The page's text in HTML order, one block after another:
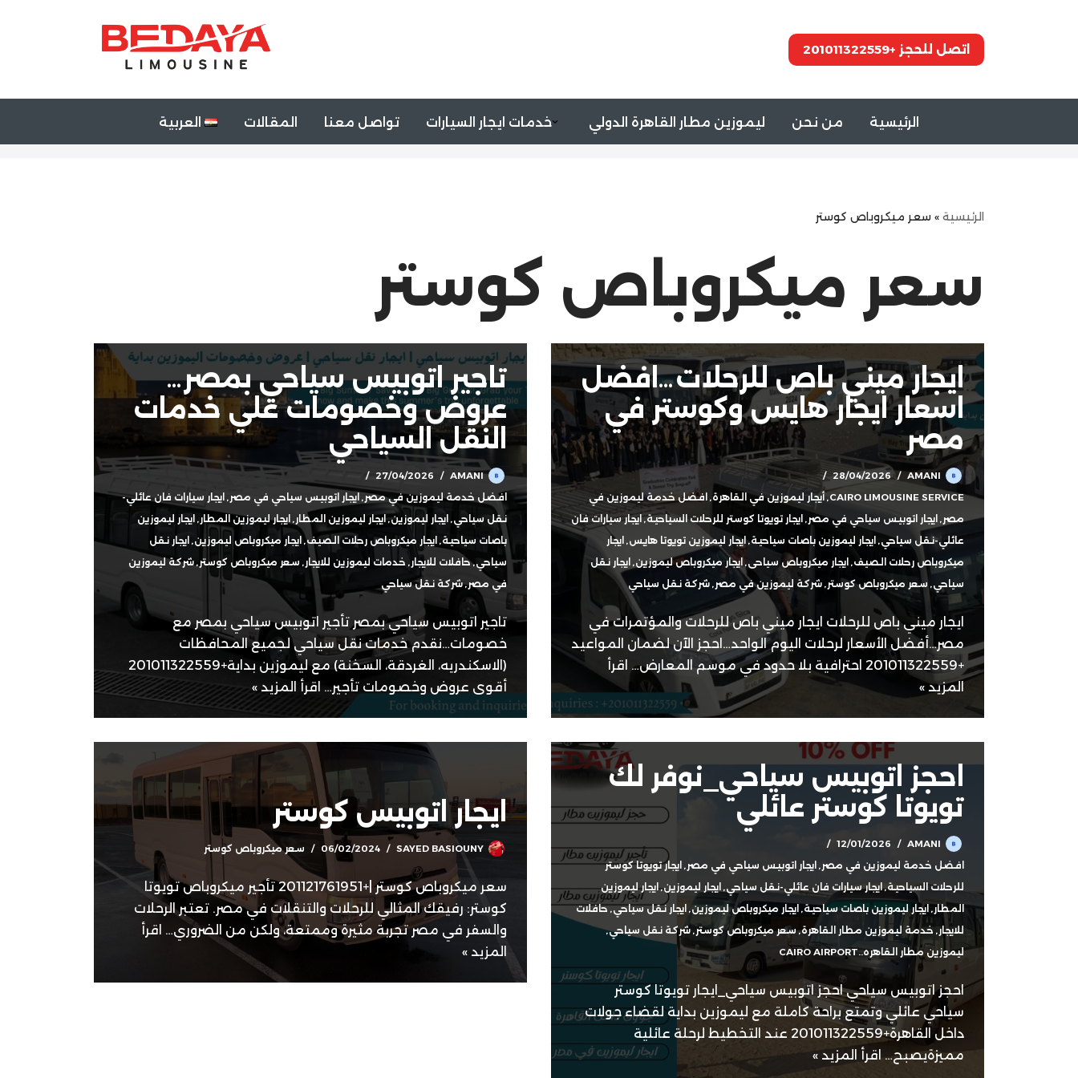
اتصل للحجز +201011322559
الرئيسية من نحن ليموزين مطار القاهرة الدولي خدمات ايجار السيارات تواصل معنا المقالات العربية
الرئيسية » سعر ميكروباص كوستر
سعر ميكروباص كوستر
ايجار ميني باص للرحلات…افضل
اسعار ايجار هايس وكوستر في
مصر
AMANI
28/04/2026
CAIRO LIMOUSINE SERVICE
, أيجار ليموزين في القاهرة, افضل خدمة ليموزين في
مصر , ايجار اتوبيس سياحي في مصر , ايجار تويوتا كوستر للرحلات السياحية, ايجار سيارات فان
عائلي-نقل سياحي, ايجار ليموزين باصات سياحية,ايجار ليموزين تويوتا هايس, ايجار
ميكروباص رحلات الصيف, ايجار ميكروباص سياحى, ايجار ميكروباص ليموزين, ايجار نقل
سياحي, سعر ميكروباص كوستر , شركة ليموزين في مصر , شركة نقل سياحي
ايجار ميني باص للرحلات ايجار ميني باص للرحلات والمؤتمرات في
مصر…أفضل الأسعار لرحلات اليوم الواحد…احجز الآن لضمان المواعيد
+201011322559 احترافية بلا حدود في موسم المعارض…
اقرأ
المزيد »
تاجير اتوبيس سياحي بمصر…
عروض وخصومات علي خدمات
النقل السياحي
AMANI
27/04/2026
افضل خدمة ليموزين في مصر , ايجار اتوبيس سياحي في مصر , ايجار سيارات فان عائلي-
نقل سياحي, ايجار ليموزين,ايجار ليموزين المطار , ايجار ليموزين المطار , ايجار ليموزين
باصات سياحية, ايجار ميكروباص رحلات الصيف, ايجار ميكروباص ليموزين, ايجار نقل
سياحي,حافلات للايجار , خدمات ليموزين للايجار , سعر ميكروباص كوستر ,شركة ليموزين
في مصر,شركة نقل سياحي
تاجير اتوبيس سياحي بمصر تأجير اتوبيس سياحي بمصر مع
خصومات…نقدم خدمات نقل سياحي لجميع المحافظات
(الاسكندريه، الغردقة، السخنة) مع ليموزين بداية+201011322559
أقوى عروض وخصومات تأجير… اقرأ المزيد »
احجز اتوبيس سياحي_نوفر لك
تويوتا كوستر عائلي
AMANI
12/01/2026
افضل خدمة ليموزين في مصر , ايجار اتوبيس سياحي في مصر , ايجار تويوتا كوستر
للرحلات السياحية,ايجار سيارات فان عائلي-نقل سياحي, ايجار ليموزين,ايجار ليموزين
المطار, ايجار ليموزين باصات سياحية, ايجار ميكروباص ليموزين, ايجار نقل سياحي,حافلات
للايجار , خدمة ليموزين مطار القاهرة,سعر ميكروباص كوستر , شركة نقل سياحي,
ليموزين مطار القاهره..CAIRO AIRPORT
احجز اتوبيس سياحي احجز اتوبيس سياحي_ايجار تويوتا كوستر
سياحي عائلي وتمتع براحة كاملة مع ليموزين بداية لقضاء جولات
داخل القاهرة+201011322559 عند التخطيط لرحلة عائلية
مميزةيصبح…اقرأ المزيد »
ايجار اتوبيس كوستر
SAYED BASIOUNY
06/02/2024 سعر ميكروباص كوستر
سعر ميكروباص كوستر |+201121761951 تأجير ميكروباص تويوتا
كوستر: رفيقك المثالي للرحلات والتنقلات في مصر. تعتبر الرحلات
والسفر في مصر تجربة مثيرة وممتعة، ولكن من الضروري… اقرأ
المزيد »